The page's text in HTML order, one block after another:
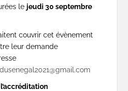
le jeudi 30 septembre
couvrir cet évènement
leur demande